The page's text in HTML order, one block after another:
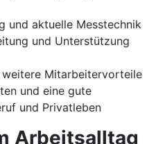
und aktuelle Messtechnik
und Unterstützung
Mitarbeitervorteile
und eine gute
und Privatleben
Arbeitsalltag